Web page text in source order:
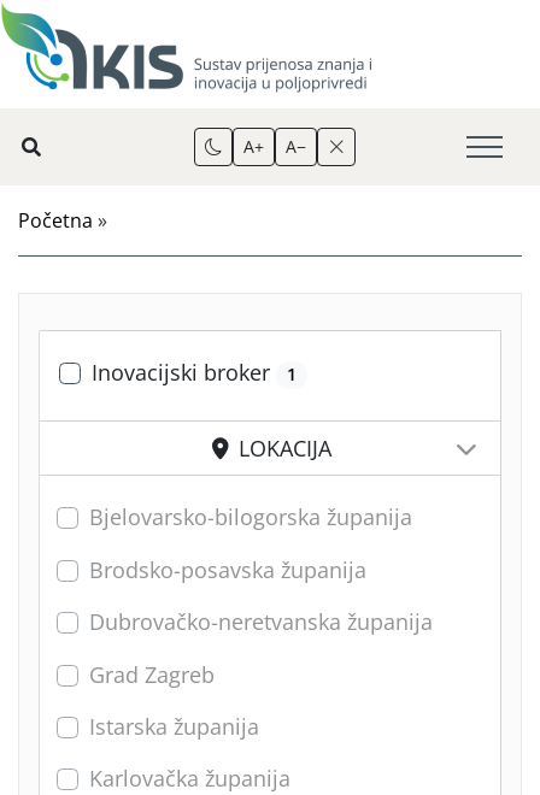
A+ A−
Početna »
Inovacijski broker 1
LOKACIJA
Bjelovarsko-bilogorska županija
Brodsko-posavska županija
Dubrovačko-neretvanska županija
Grad Zagreb
Istarska županija
Karlovačka županija